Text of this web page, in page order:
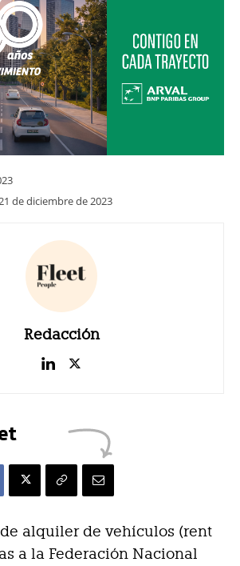
de diciembre de 2023
Redacción
alquiler de vehículos (rent
a la Federación Nacional